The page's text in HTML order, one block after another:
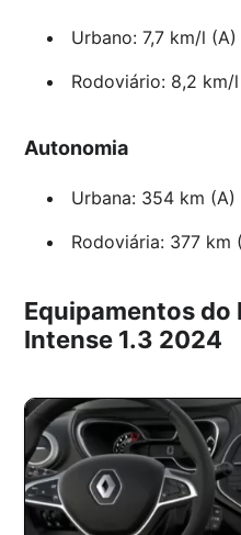
Urbano: 7,7 km/l (A)
Rodoviário: 8,2 km/
Autonomia
Urbana: 354 km (A)
Rodoviária: 377 km
Equipamentos do
Intense 1.3 2024